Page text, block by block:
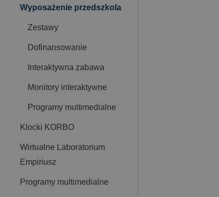
Wyposażenie przedszkola
Zestawy
Dofinansowanie
Interaktywna zabawa
Monitory interaktywne
Programy multimedialne
Klocki KORBO
Wirtualne Laboratorium
Empiriusz
Programy multimedialne